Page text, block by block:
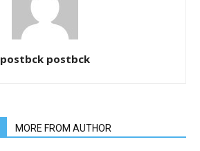
postbck postbck
MORE FROM AUTHOR